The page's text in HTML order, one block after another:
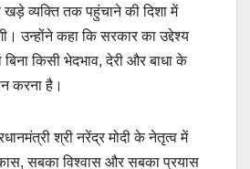
व्यक्ति तक पहुंचाने की दिशा में
उन्होंने कहा कि सरकार का उद्देश्य
बिना किसी भेदभाव, देरी और बाधा के
करना है।
श्री नरेंद्र मोदी के नेतृत्व में
सबका विश्वास और सबका प्रयास